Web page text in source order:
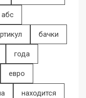
абс
бачки
года
евро
находится